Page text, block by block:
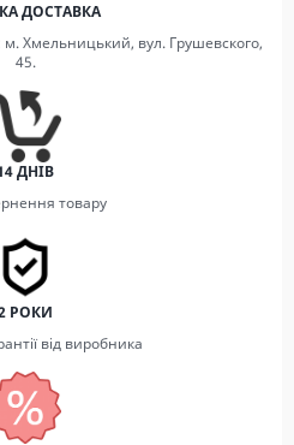
ДОСТАВКА
м. Хмельницький, вул. Грушевского,
45.
ДНІВ
товару
РОКИ
від виробника